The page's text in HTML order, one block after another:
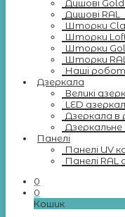
Душові Gold
Душові RAL
Шторки
Шторки
Шторки
Шторки RAL
Наші
Дзеркала
Великі
LED
Дзеркала в
Дзеркальне
Панелі
Панелі UV
Панелі RAL
0
0
Кошик